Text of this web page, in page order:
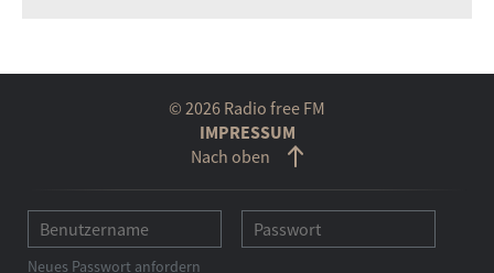
© 2026 Radio free FM
IMPRESSUM
Nach oben
Neues Passwort anfordern